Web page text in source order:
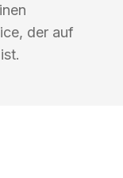
der auf